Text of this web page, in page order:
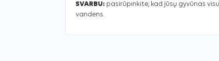
SVARBU: pasirūpinkite, kad jūsų gyvūnas
vandens.